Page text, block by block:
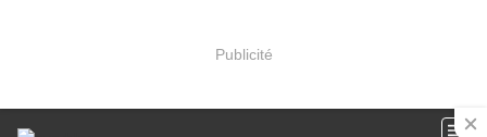
Publicité